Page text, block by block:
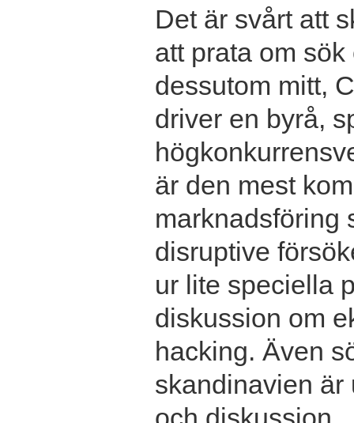
Det är svårt att
att prata om
dessutom mitt,
driver en byrå,
är den mest
marknadsföring
disruptive
ur lite speciella
diskussion om
hacking. Även
skandinavien är